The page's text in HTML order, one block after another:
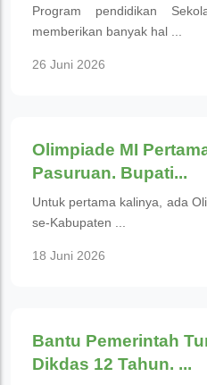
Program pendidikan
memberikan banyak hal ...
26 Juni 2026
Olimpiade MI
Pasuruan. Bupati...
Untuk pertama kalinya, ada
se-Kabupaten ...
18 Juni 2026
Bantu Pemerintah
Dikdas 12 Tahun. ...